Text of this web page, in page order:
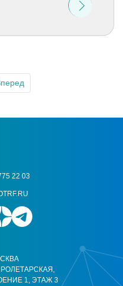
1, ЭТАЖ 3
22 03